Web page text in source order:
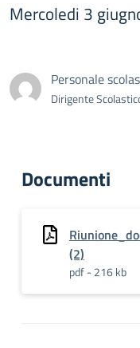
Mercoledi 3
Personale
Dirigente
Documenti
(2)
pdf - 216 kb